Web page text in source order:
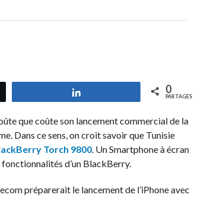
0
PARTAGES
que coûte son lancement commercial de la
Dans ce sens, on croit savoir que Tunisie
Torch 9800. Un Smartphone à écran
d’un BlackBerry.
préparerait le lancement de l’iPhone avec